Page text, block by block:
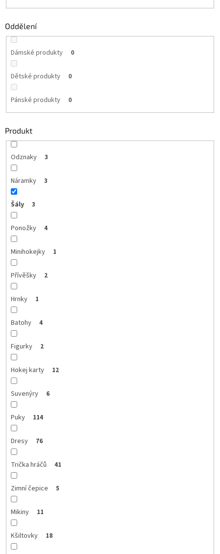
Oddělení
Dámské produkty 0
Dětské produkty 0
Pánské produkty 0
Produkt
Odznaky 3
Náramky 3
Šály 3
Ponožky 4
Minihokejky 1
Přívěšky 2
Hrnky 1
Batohy 4
Figurky 2
Hokej karty 12
Suvenýry 6
Puky 114
Dresy 76
Trička hráčů 41
Zimní čepice 5
Mikiny 11
Kšiltovky 18